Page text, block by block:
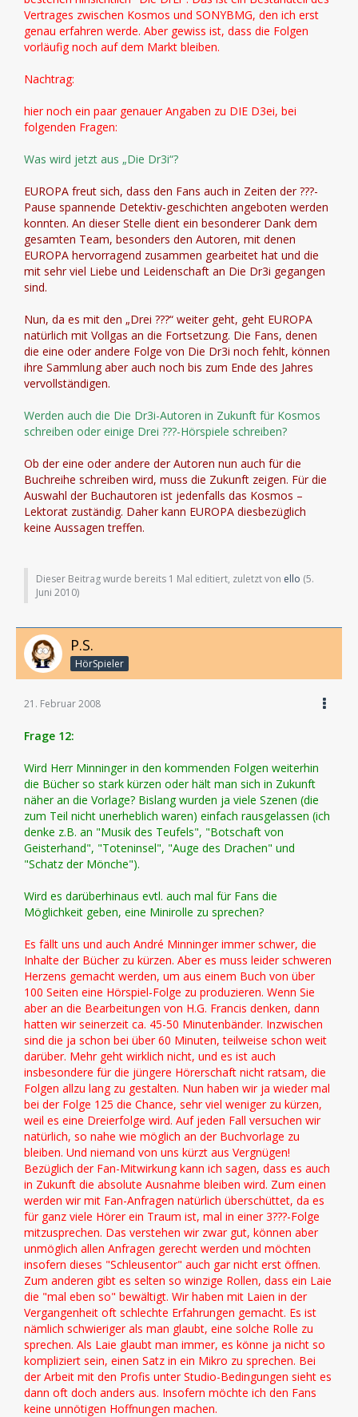
Vertrages zwischen Kosmos und SONYBMG, den ich erst
genau erfahren werde. Aber gewiss ist, dass die Folgen
vorläufig noch auf dem Markt bleiben.
Nachtrag:
hier noch ein paar genauer Angaben zu DIE D3ei, bei
folgenden Fragen:
Was wird jetzt aus „Die Dr3i“?
EUROPA freut sich, dass den Fans auch in Zeiten der ???-
Pause spannende Detektiv-geschichten angeboten werden
konnten. An dieser Stelle dient ein besonderer Dank dem
gesamten Team, besonders den Autoren, mit denen
EUROPA hervorragend zusammen gearbeitet hat und die
mit sehr viel Liebe und Leidenschaft an Die Dr3i gegangen
sind.
Nun, da es mit den „Drei ???“ weiter geht, geht EUROPA
natürlich mit Vollgas an die Fortsetzung. Die Fans, denen
die eine oder andere Folge von Die Dr3i noch fehlt, können
ihre Sammlung aber auch noch bis zum Ende des Jahres
vervollständigen.
Werden auch die Die Dr3i-Autoren in Zukunft für Kosmos
schreiben oder einige Drei ???-Hörspiele schreiben?
Ob der eine oder andere der Autoren nun auch für die
Buchreihe schreiben wird, muss die Zukunft zeigen. Für die
Auswahl der Buchautoren ist jedenfalls das Kosmos –
Lektorat zuständig. Daher kann EUROPA diesbezüglich
keine Aussagen treffen.
Dieser Beitrag wurde bereits 1 Mal editiert, zuletzt von ello (5.
Juni 2010)
P.S.
HörSpieler
21. Februar 2008
Frage 12:
Wird Herr Minninger in den kommenden Folgen weiterhin
die Bücher so stark kürzen oder hält man sich in Zukunft
näher an die Vorlage? Bislang wurden ja viele Szenen (die
zum Teil nicht unerheblich waren) einfach rausgelassen (ich
denke z.B. an "Musik des Teufels", "Botschaft von
Geisterhand", "Toteninsel", "Auge des Drachen" und
"Schatz der Mönche").
Wird es darüberhinaus evtl. auch mal für Fans die
Möglichkeit geben, eine Minirolle zu sprechen?
Es fällt uns und auch André Minninger immer schwer, die
Inhalte der Bücher zu kürzen. Aber es muss leider schweren
Herzens gemacht werden, um aus einem Buch von über
100 Seiten eine Hörspiel-Folge zu produzieren. Wenn Sie
aber an die Bearbeitungen von H.G. Francis denken, dann
hatten wir seinerzeit ca. 45-50 Minutenbänder. Inzwischen
sind die ja schon bei über 60 Minuten, teilweise schon weit
darüber. Mehr geht wirklich nicht, und es ist auch
insbesondere für die jüngere Hörerschaft nicht ratsam, die
Folgen allzu lang zu gestalten. Nun haben wir ja wieder mal
bei der Folge 125 die Chance, sehr viel weniger zu kürzen,
weil es eine Dreierfolge wird. Auf jeden Fall versuchen wir
natürlich, so nahe wie möglich an der Buchvorlage zu
bleiben. Und niemand von uns kürzt aus Vergnügen!
Bezüglich der Fan-Mitwirkung kann ich sagen, dass es auch
in Zukunft die absolute Ausnahme bleiben wird. Zum einen
werden wir mit Fan-Anfragen natürlich überschüttet, da es
für ganz viele Hörer ein Traum ist, mal in einer 3???-Folge
mitzusprechen. Das verstehen wir zwar gut, können aber
unmöglich allen Anfragen gerecht werden und möchten
insofern dieses "Schleusentor" auch gar nicht erst öffnen.
Zum anderen gibt es selten so winzige Rollen, dass ein Laie
die "mal eben so" bewältigt. Wir haben mit Laien in der
Vergangenheit oft schlechte Erfahrungen gemacht. Es ist
nämlich schwieriger als man glaubt, eine solche Rolle zu
sprechen. Als Laie glaubt man immer, es könne ja nicht so
kompliziert sein, einen Satz in ein Mikro zu sprechen. Bei
der Arbeit mit den Profis unter Studio-Bedingungen sieht es
dann oft doch anders aus. Insofern möchte ich den Fans
keine unnötigen Hoffnungen machen.